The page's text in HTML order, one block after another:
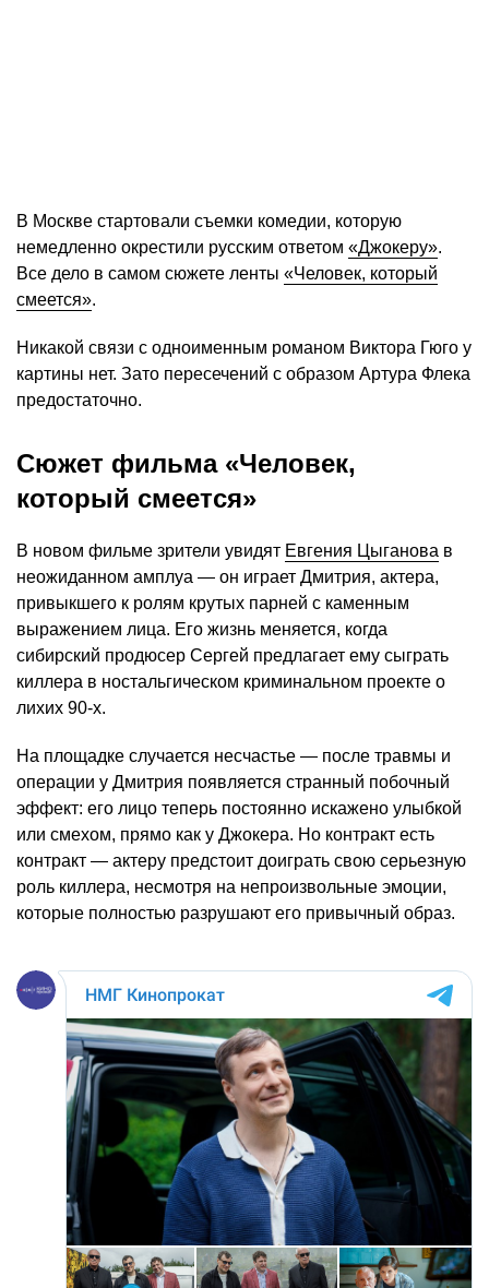
В Москве стартовали съемки комедии, которую
немедленно окрестили русским ответом «Джокеру».
Все дело в самом сюжете ленты «Человек, который
смеется».
Никакой связи с одноименным романом Виктора Гюго у
картины нет. Зато пересечений с образом Артура Флека
предостаточно.
Сюжет фильма «Человек,
который смеется»
В новом фильме зрители увидят Евгения Цыганова в
неожиданном амплуа — он играет Дмитрия, актера,
привыкшего к ролям крутых парней с каменным
выражением лица. Его жизнь меняется, когда
сибирский продюсер Сергей предлагает ему сыграть
киллера в ностальгическом криминальном проекте о
лихих 90-х.
На площадке случается несчастье — после травмы и
операции у Дмитрия появляется странный побочный
эффект: его лицо теперь постоянно искажено улыбкой
или смехом, прямо как у Джокера. Но контракт есть
контракт — актеру предстоит доиграть свою серьезную
роль киллера, несмотря на непроизвольные эмоции,
которые полностью разрушают его привычный образ.